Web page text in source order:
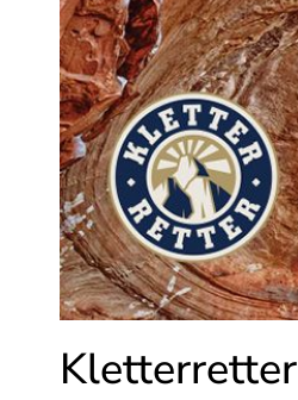
Kletterretter